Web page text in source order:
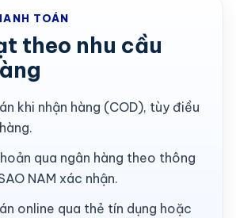
TOÁN
theo nhu cầu
khi nhận hàng (COD), tùy điều
qua ngân hàng theo thông
NAM xác nhận.
online qua thẻ tín dụng hoặc